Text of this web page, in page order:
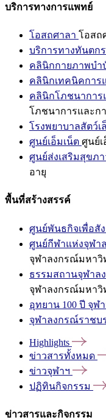
บริการทางการแพทย์
โอสถศาลา โอสถ
บริการทางทันตก
คลินิกกายภาพบำ
คลินิกเทคนิคการ
คลินิกโภชนาการ
โภชนาการและก
โรงพยาบาลสัตว์เ
ศูนย์เอ็มเน็ต ศูนย์เ
ศูนย์ส่งเสริมสุขภา
อายุ
พื้นที่สร้างสรรค์
ศูนย์พันธกิจเพื่อสั
ศูนย์กีฬาแห่งจุฬา
จุฬาลงกรณ์มหาวิ
ธรรมสถานจุฬาล
จุฬาลงกรณ์มหาวิ
อุทยาน 100 ปี จุฬ
จุฬาลงกรณ์ราชบ
Highlights
ข่าวสารทั้งหมด
ข่าวจุฬาฯ
ปฏิทินกิจกรรม
ข่าวสารและกิจกรรม